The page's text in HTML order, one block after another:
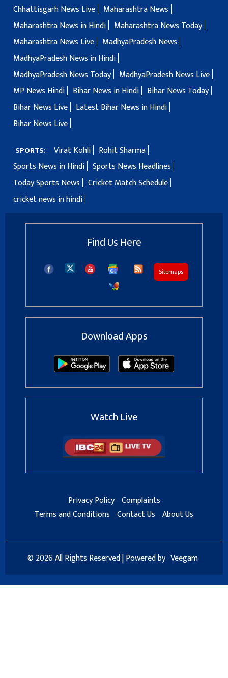
Chhattisgarh News Live
Maharashtra News
Maharashtra News in Hindi
Maharashtra News Today
Maharashtra News Live
MadhyaPradesh News
MadhyaPradesh News in Hindi
MadhyaPradesh News Today
MadhyaPradesh News Live
MP News Hindi
Bihar News in Hindi
Bihar News Today
Bihar News Live
Latest Bihar News in Hindi
Bihar News Live
SPORTS: Virat Kohli
Rohit Sharma
Sports News in Hindi Sports News Headlines
Today Sports News
Cricket Match Schedule
cricket news in hindi
Find Us Here
Sitemaps
Download Apps
Watch Live
Privacy Policy Complaints
Terms and Conditions Contact Us About Us
© 2026 All Rights Reserved | Powered by Veegam